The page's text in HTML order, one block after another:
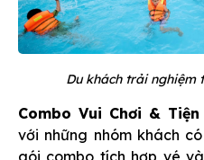
Du khách trải nghiệm
Combo Vui Chơi &
với những nhóm khách
gói combo tích hợp vé